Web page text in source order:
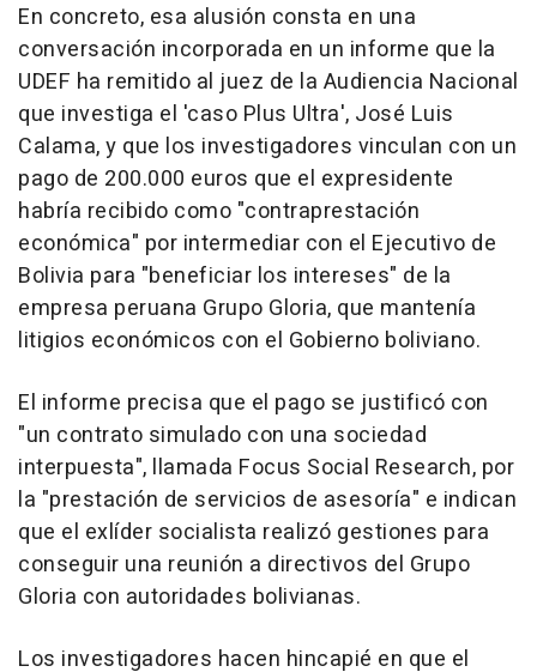
En concreto, esa alusión consta en una
conversación incorporada en un informe que la
UDEF ha remitido al juez de la Audiencia Nacional
que investiga el 'caso Plus Ultra', José Luis
Calama, y que los investigadores vinculan con un
pago de 200.000 euros que el expresidente
habría recibido como "contraprestación
económica" por intermediar con el Ejecutivo de
Bolivia para "beneficiar los intereses" de la
empresa peruana Grupo Gloria, que mantenía
litigios económicos con el Gobierno boliviano.
El informe precisa que el pago se justificó con
"un contrato simulado con una sociedad
interpuesta", llamada Focus Social Research, por
la "prestación de servicios de asesoría" e indican
que el exlíder socialista realizó gestiones para
conseguir una reunión a directivos del Grupo
Gloria con autoridades bolivianas.
Los investigadores hacen hincapié en que el